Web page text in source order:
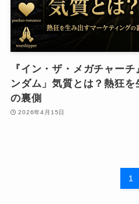
『イン・ザ・メガチャー
ンダム」気質とは？熱狂
の裏側
2026年4月15日
1